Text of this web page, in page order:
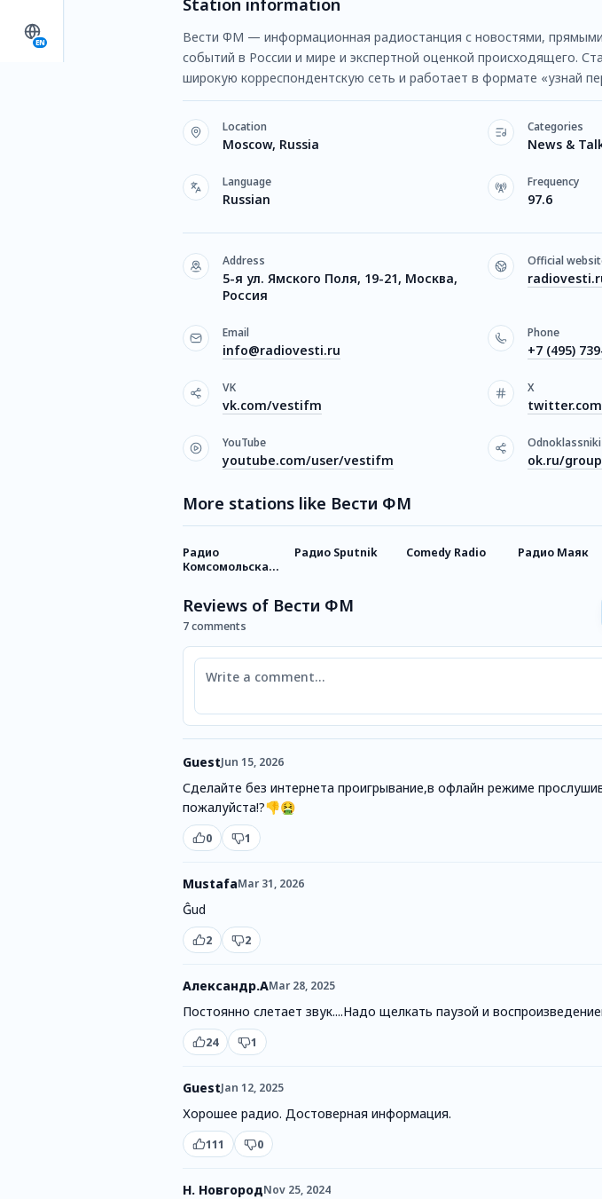
EN
Station information
Вести ФМ — информационная радиостанция с новостями,
событий в России и мире и экспертной оценкой происходящего.
широкую корреспондентскую сеть и работает в формате «узнай
Location
Moscow, Russia
Categories
News &
Language
Russian
Frequency
97.6
Address
5-я ул. Ямского Поля, 19-21, Москва,
Россия
Official
Email
info@radiovesti.ru
Phone
+7 (495)
VK
vk.com/vestifm
X
YouTube
youtube.com/user/vestifm
Odnoklassniki
ok.ru/
More stations like Вести ФМ
Радио
Комсомольская
Радио Sputnik Comedy Radio Радио Маяк
Reviews of Вести ФМ
7 comments
Comment
GuestJun 15, 2026
Сделайте без интернета проигрывание,в офлайн режиме
пожалуйста!?👎🤮
0 1
MustafaMar 31, 2026
Ĝud
2 2
Александр.АMar 28, 2025
Постоянно слетает звук....Надо щелкать паузой и
24 1
GuestJan 12, 2025
Хорошее радио. Достоверная информация.
111 0
Н. НовгородNov 25, 2024